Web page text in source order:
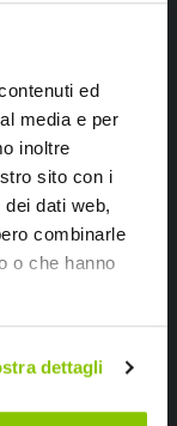
ed
media e per
inoltre
sito con i
dati web,
combinarle
o che hanno
dettagli